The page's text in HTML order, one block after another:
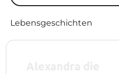
Lebensgeschichten